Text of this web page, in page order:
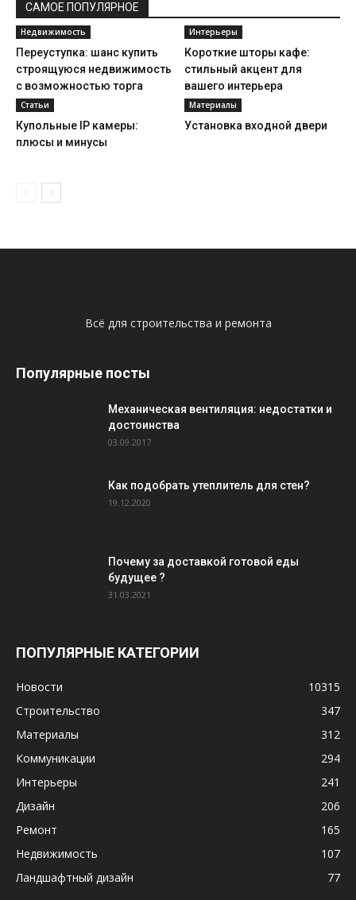
САМОЕ ПОПУЛЯРНОЕ
Недвижимость
Переуступка: шанс купить
строящуюся недвижимость
с возможностью торга
Интерьеры
Короткие шторы кафе:
стильный акцент для
вашего интерьера
Статьи
Купольные IP камеры:
плюсы и минусы
Материалы
Установка входной двери
Всё для строительства и ремонта
Популярные посты
Механическая вентиляция: недостатки и
достоинства
03.09.2017
Как подобрать утеплитель для стен?
19.12.2020
Почему за доставкой готовой еды
будущее ?
31.03.2021
ПОПУЛЯРНЫЕ КАТЕГОРИИ
Новости
10315
Строительство
347
Материалы
312
Коммуникации
294
Интерьеры
241
Дизайн
206
Ремонт
165
Недвижимость
107
Ландшафтный дизайн
77